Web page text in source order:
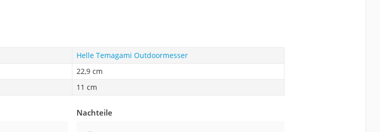
Helle Temagami Outdoormesser
22,9 cm
11 cm
Nachteile